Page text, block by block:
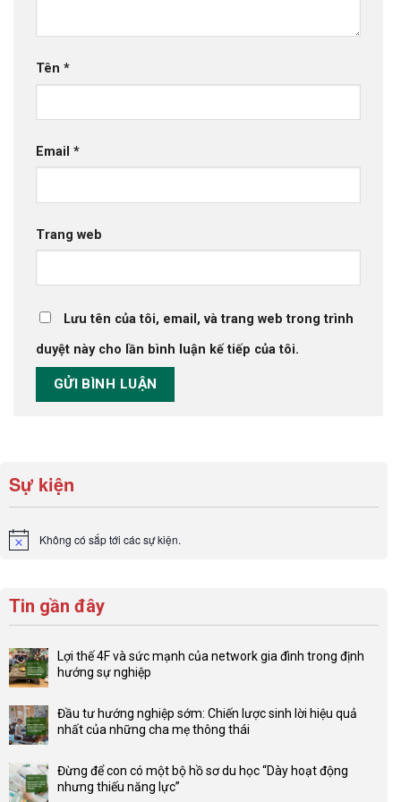
Tên *
Email *
Trang web
Lưu tên của tôi, email, và trang web trong trình
duyệt này cho lần bình luận kế tiếp của tôi.
Sự kiện
Notice Không có sắp tới các sự kiện.
Tin gần đây
Lợi thế 4F và sức mạnh của network gia đình trong định
hướng sự nghiệp
bình
luận
Lợi
thế
Đầu tư hướng nghiệp sớm: Chiến lược sinh lời hiệu quả
nhất của những cha mẹ thông thái
bình
luận
Đừng để con có một bộ hồ sơ du học “Dày hoạt động
nhưng thiếu năng lực”